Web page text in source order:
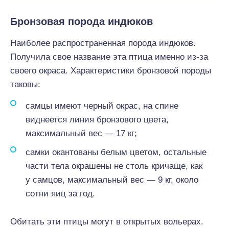
Бронзовая порода индюков
Наиболее распространенная порода индюков.
Получила свое название эта птица именно из-за
своего окраса. Характеристики бронзовой породы
таковы:
самцы имеют черный окрас, на спине
виднеется линия бронзового цвета,
максимальный вес — 17 кг;
самки окантованы белым цветом, остальные
части тела окрашены не столь кричаще, как
у самцов, максимальный вес — 9 кг, около
сотни яиц за год.
Обитать эти птицы могут в открытых вольерах.